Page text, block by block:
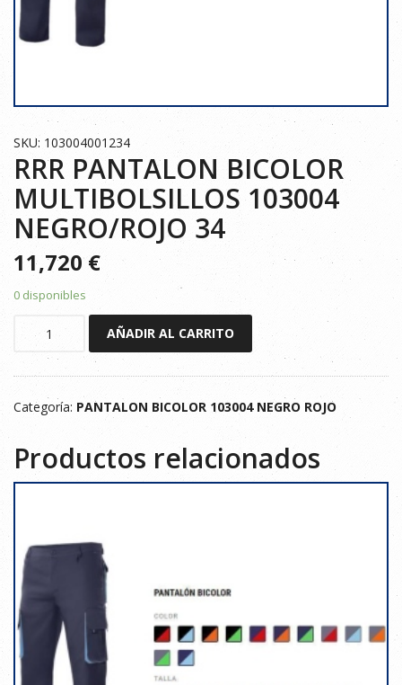
SKU: 103004001234
RRR PANTALON BICOLOR
MULTIBOLSILLOS 103004
NEGRO/ROJO 34
11,720€
0 disponibles
103004
34
cantidad
AÑADIR AL CARRITO
Categoría: PANTALON BICOLOR 103004 NEGRO ROJO
Productos relacionados